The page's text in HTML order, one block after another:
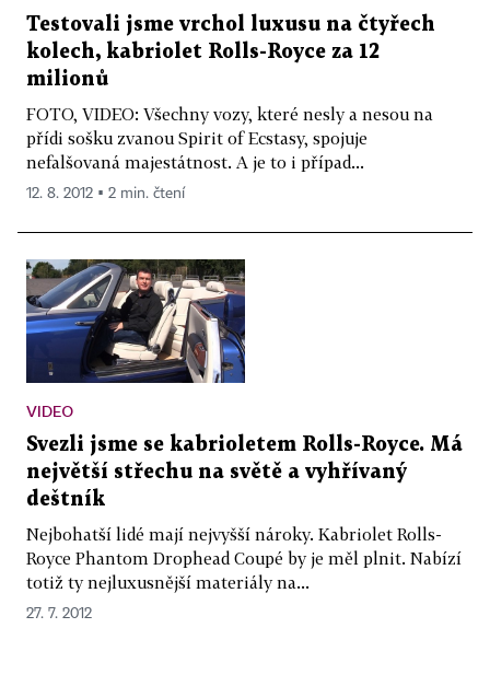
Testovali jsme vrchol luxusu na čtyřech
kolech, kabriolet Rolls-Royce za 12
milionů
FOTO, VIDEO: Všechny vozy, které nesly a nesou na
přídi sošku zvanou Spirit of Ecstasy, spojuje
nefalšovaná majestátnost. A je to i případ...
12. 8. 2012 ▪ 2 min. čtení
VIDEO
Svezli jsme se kabrioletem Rolls-Royce. Má
největší střechu na světě a vyhřívaný
deštník
Nejbohatší lidé mají nejvyšší nároky. Kabriolet Rolls-
Royce Phantom Drophead Coupé by je měl plnit. Nabízí
totiž ty nejluxusnější materiály na...
27. 7. 2012